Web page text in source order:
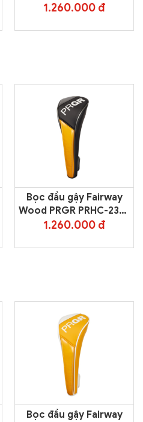
White
1.260.000 đ
Bọc đầu gậy Fairway
Wood PRGR PRHC-232F
– Black
1.260.000 đ
Bọc đầu gậy Fairway